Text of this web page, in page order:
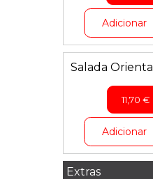
Adicionar
Salada Oriental
11,70 €
Adicionar
Extras